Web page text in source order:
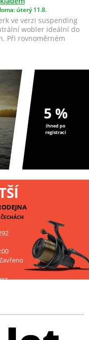
úterý 11.8.
ve verzi suspending
wobler ideální do
Při rovnoměrném
5 %
ihned po
registraci